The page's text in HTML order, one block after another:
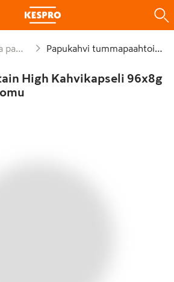
Papukahvi tummapaahtoinen
High Kahvikapseli 96x8g